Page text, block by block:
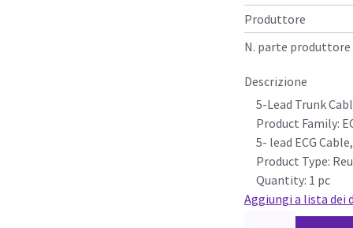
Produttore
N. parte produttore
Descrizione
5-Lead Trunk
Product Family:
5- lead ECG
Product Type:
Quantity: 1 pc
Aggiungi a lista dei